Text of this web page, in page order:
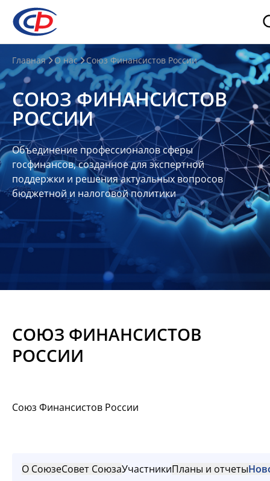
О
нас
О
СФР
Совет
Союза
Участники
Планы
отчеты
Контакты
Материалы
Главная О нас Союз Финансистов России
СОЮЗ ФИНАНСИСТОВ
РОССИИ
Объединение профессионалов сферы
госфинансов, созданное для экспертной
поддержки и решения актуальных вопросов
бюджетной и налоговой политики
СОЮЗ ФИНАНСИСТОВ
РОССИИ
Союз Финансистов России
О СоюзеСовет СоюзаУчастникиПланы и отчеты